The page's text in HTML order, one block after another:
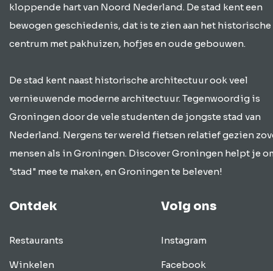
kloppende hart van Noord Nederland. De stad kent een
bewogen geschiedenis, dat is te zien aan het historische
centrum met pakhuizen, hofjes en oude gebouwen.
De stad kent naast historische architectuur ook veel
vernieuwende moderne architectuur. Tegenwoordig is
Groningen door de vele studenten de jongste stad van
Nederland. Nergens ter wereld fietsen relatief gezien
mensen als in Groningen. Discover Groningen helpt je
"stad" mee te maken, en Groningen te beleven!
Ontdek
Restaurants
Winkelen
Volg ons
Instagram
Facebook